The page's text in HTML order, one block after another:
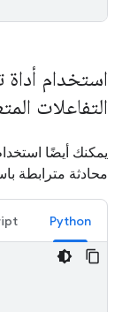
استخدام أداة
التفاعلات
يمكنك أيضًا
محادثة مترابطة
Python